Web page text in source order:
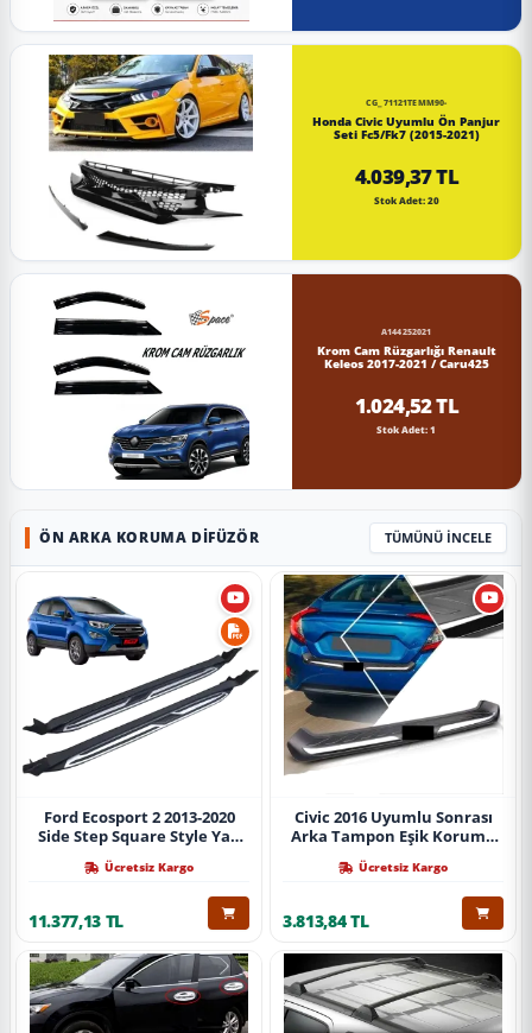
CG_71121TEMM90-
Honda Civic Uyumlu Ön Panjur
Seti Fc5/Fk7 (2015-2021)
4.039,37 TL
Stok Adet: 20
A144252021
Krom Cam Rüzgarlığı Renault
Keleos 2017-2021 / Caru425
1.024,52 TL
Stok Adet: 1
ÖN ARKA KORUMA DIFÜZÖR TÜMÜNÜ İNCELE
Ford Ecosport 2 2013-2020
Side Step Square Style Yan
Ücretsiz Kargo
11.377,13 TL
Civic 2016 Uyumlu Sonrası
Arka Tampon Eşik Koruma
Ücretsiz Kargo
3.813,84 TL